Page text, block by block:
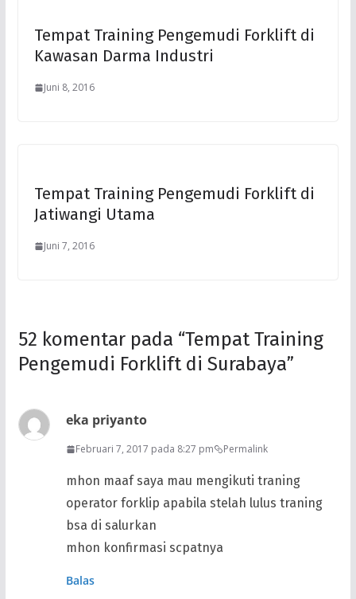
Tempat Training Pengemudi Forklift di
Kawasan Darma Industri
Juni 8, 2016
Tempat Training Pengemudi Forklift di
Jatiwangi Utama
Juni 7, 2016
52 komentar pada “Tempat Training
Pengemudi Forklift di Surabaya”
eka priyanto
Februari 7, 2017 pada 8:27 pm Permalink
mhon maaf saya mau mengikuti traning
operator forklip apabila stelah lulus traning
bsa di salurkan
mhon konfirmasi scpatnya
Balas